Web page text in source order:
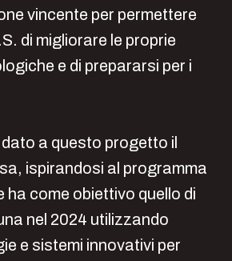
vincente per permettere
di migliorare le proprie
e di prepararsi per i
a questo progetto il
ispirandosi al programma
ha come obiettivo quello di
nel 2024 utilizzando
e sistemi innovativi per